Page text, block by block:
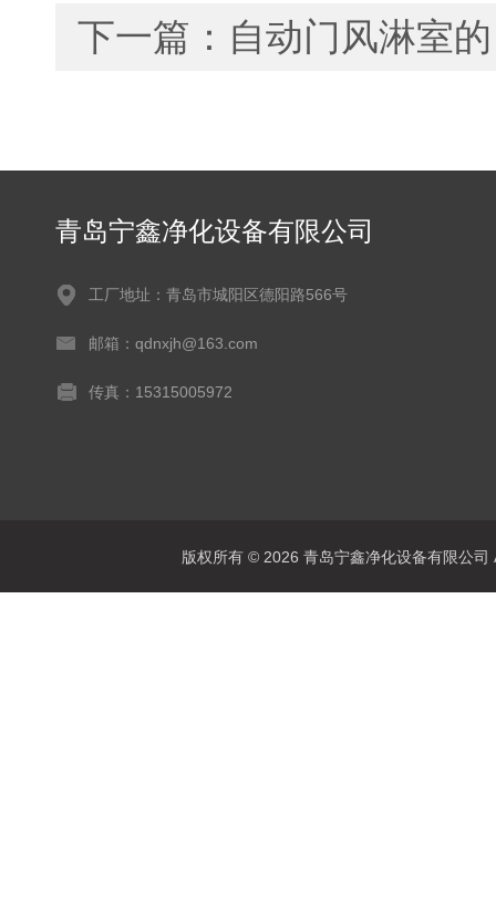
下一篇： 自动门风淋室
青岛宁鑫净化设备有限公司
工厂地址：青岛市城阳区德阳路566号
邮箱：qdnxjh@163.com
传真：15315005972
版权所有 © 2026 青岛宁鑫净化设备有限